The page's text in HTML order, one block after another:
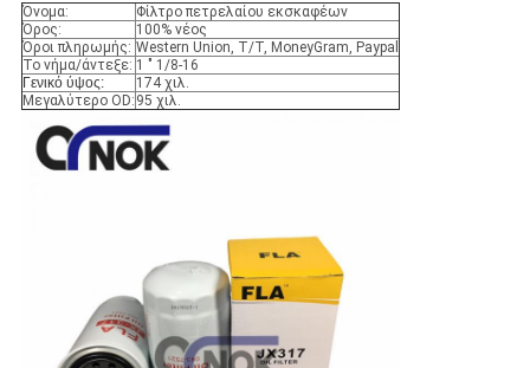
Όνομα:
Φίλτρο πετρελαίου εκσκαφέων
Όρος:
100% νέος
Όροι πληρωμής: Western Union, T/T, MoneyGram, Paypal
Το νήμα/άντεξε: 1 " 1/8-16
Γενικό ύψος:
174 χιλ.
Μεγαλύτερο OD: 95 χιλ.